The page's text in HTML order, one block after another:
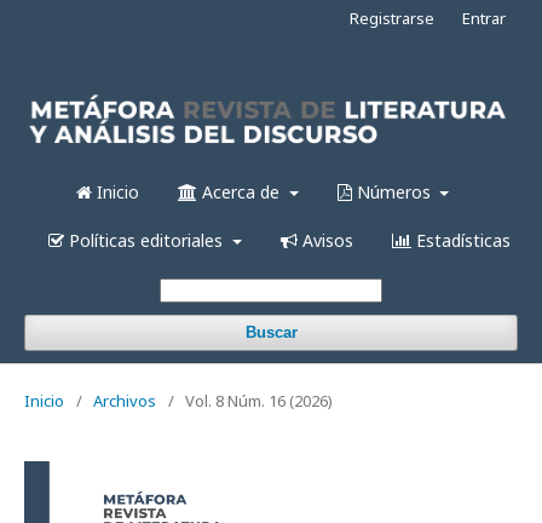
Inicio Acerca de Números
Políticas editoriales Avisos Estadísticas
Buscar
Registrarse Entrar
Inicio / Archivos / Vol. 8 Núm. 16 (2026)